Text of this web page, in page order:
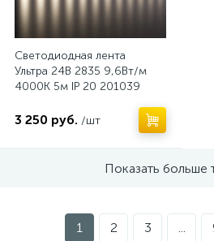
Светодиодная лента
Ультра 24В 2835 9,6Вт/м
4000К 5м IP 20 201039
3 250 руб. /шт
Показать больше
1 2 3 ...